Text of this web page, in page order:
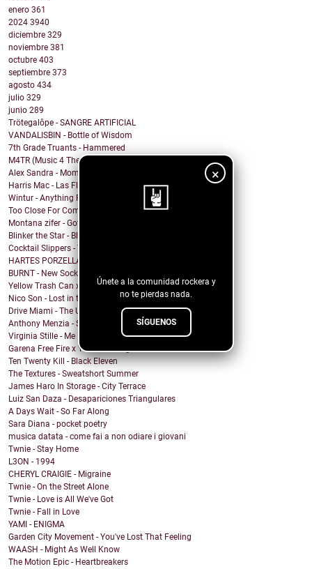
×
Únete a la comunidad rockera y
no te pierdas nada.
SÍGUENOS
enero 361
2024 3940
diciembre 329
noviembre 381
octubre 403
septiembre 373
agosto 434
julio 329
junio 289
Trötegalôpe - SANGRE ARTIFICIAL
VANDALISBIN - Bottle of Wisdom
7th Grade Truants - Hammered
M4TR (Music 4 The Revolution) - Burning Train
Alex Sandra - Mommy Issues
Harris Mac - Las Flores
Wintur - Anything For You
Too Close For Comfort - ROSE GOLD LIGHTS
Montana zifer - Got A Mama
Blinker the Star - Black Spring
Cocktail Slippers - Talking About Love
HARTES PORZELLAN - RICH
BURNT - New Socks
Yellow Trash Can x Keith Canva$ - Can't hear
Nico Son - Lost in the Shade
Drive Miami - The Unknown
Anthony Menzia - Sorceress Olga
Virginia Stille - Me Engañaste
Garena Free Fire x YMIR - Feeling the Fire
Ten Twenty Kill - Black Eleven
The Textures - Sweatshort Summer
James Haro In Storage - City Terrace
Luiz San Daza - Desapariciones Triangulares
A Days Wait - So Far Along
Sara Diana - pocket poetry
musica datata - come fai a non odiare i giovani
Twnie - Stay Home
L3ON - 1994
CHERYL CRAIGIE - Migraine
Twnie - On the Street Alone
Twnie - Love is All We've Got
Twnie - Fall in Love
YAMI - ENIGMA
Garden City Movement - You've Lost That Feeling
WAASH - Might As Well Know
The Motion Epic - Heartbreakers